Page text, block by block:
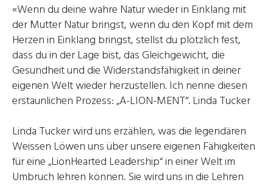
«Wenn du deine wahre Natur wieder in Einklang mit
der Mutter Natur bringst, wenn du den Kopf mit dem
Herzen in Einklang bringst, stellst du plötzlich fest,
dass du in der Lage bist, das Gleichgewicht, die
Gesundheit und die Widerstandsfähigkeit in deiner
eigenen Welt wieder herzustellen. Ich nenne diesen
erstaunlichen Prozess: „A-LION-MENT“. Linda Tucker
Linda Tucker wird uns erzählen, was die legendären
Weissen Löwen uns über unsere eigenen Fähigkeiten
für eine „LionHearted Leadership“ in einer Welt im
Umbruch lehren können. Sie wird uns in die Lehren